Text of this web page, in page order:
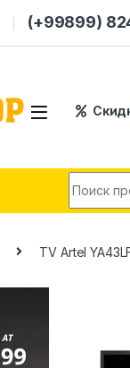
(+99899)
TV Artel